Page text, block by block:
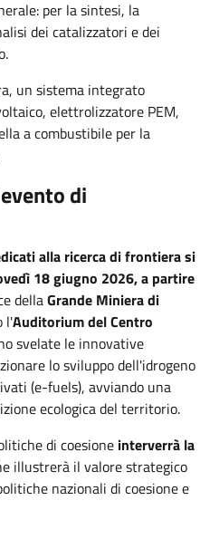
per la sintesi, la
dei catalizzatori e dei
un sistema integrato
elettrolizzatore PEM,
a combustibile per la
di
alla ricerca di frontiera si
18 giugno 2026, a partire
dellaGrande Miniera di
l'Auditorium del Centro
svelate le innovative
lo sviluppo dell'idrogeno
(e-fuels), avviando una
ecologica del territorio.
di coesione interverrà la
illustrerà il valore strategico
nazionali di coesione e